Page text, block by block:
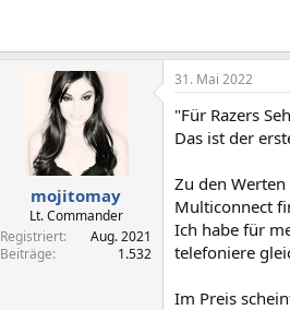
n
:
mojitomay
Lt. Commander
Registriert
Aug. 2021
Beiträge
1.532
31. Mai 2022
"Für Razers
Das ist der
Zu den
Multiconnect
Ich habe für
telefoniere
Im Preis